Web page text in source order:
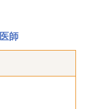
師